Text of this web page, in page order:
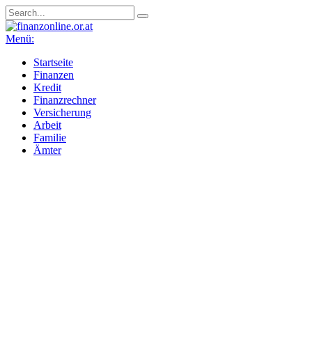
Menü:
Startseite
Finanzen
Kredit
Finanzrechner
Versicherung
Arbeit
Familie
Ämter